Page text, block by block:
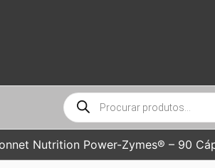
Pesquisar
produtos
Nutrition Power-Zymes® – 90